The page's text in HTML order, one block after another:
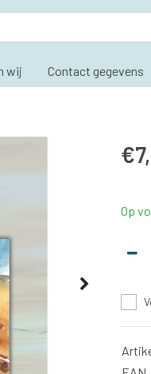
wij Contact gegevens
Op